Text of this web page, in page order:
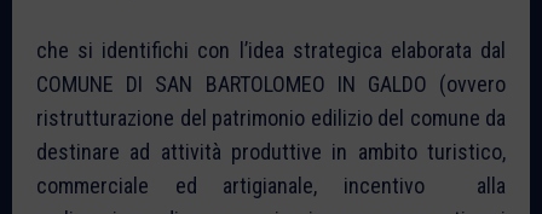
che si identifichi con l’idea strategica elaborata dal
COMUNE DI SAN BARTOLOMEO IN GALDO (ovvero
ristrutturazione del patrimonio edilizio del comune da
destinare ad attività produttive in ambito turistico,
commerciale ed artigianale, incentivo alla